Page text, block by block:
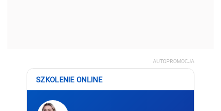
AUTOPROMOCJA
SZKOLENIE ONLINE